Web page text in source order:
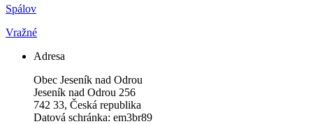
Spálov
Vražné
Adresa
Obec Jeseník nad Odrou
Jeseník nad Odrou 256
742 33, Česká republika
Datová schránka: em3br89